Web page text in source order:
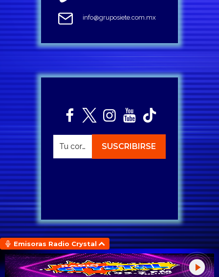
info@gruposiete.com.mx
Emisoras Radio Crystal